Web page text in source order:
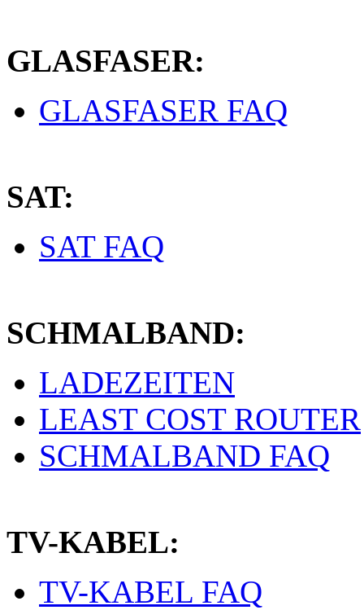
GLASFASER:
GLASFASER FAQ
SAT:
SAT FAQ
SCHMALBAND:
LADEZEITEN
LEAST COST ROUTER
SCHMALBAND FAQ
TV-KABEL:
TV-KABEL FAQ